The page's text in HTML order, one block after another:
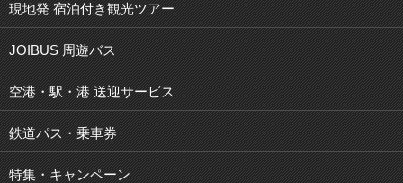
現地発 宿泊付き観光ツアー
JOIBUS 周遊バス
空港・駅・港 送迎サービス
鉄道パス・乗車券
特集・キャンペーン